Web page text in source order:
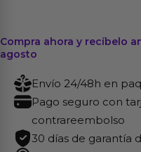
Compra ahora y recíbelo
agosto
Envío 24/48h en
Pago seguro con
contrareembolso
30 días de garantía